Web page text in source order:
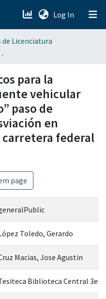
Log In (current)
de Licenciatura
+ 500 carretera federal Córdoba-Veracruz.
para la
vehicular
paso de
en
carretera federal
page
Toledo, Gerardo
Macias, Jose Agustin
Biblioteca Central 3er.